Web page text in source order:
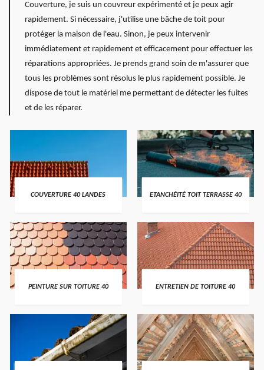
Couverture, je suis un couvreur expérimenté et je peux agir
rapidement. Si nécessaire, j'utilise une bâche de toit pour
protéger la maison de l'eau. Sinon, je peux intervenir
immédiatement et rapidement et efficacement pour effectuer les
réparations appropriées. Je prends grand soin de m'assurer que
tous les problèmes sont résolus le plus rapidement possible. Je
dispose de tout le matériel me permettant de détecter les fuites
et de les réparer.
COUVERTURE 40 LANDES ETANCHÉITÉ TOIT TERRASSE 40
PEINTURE SUR TOITURE 40 ENTRETIEN DE TOITURE 40